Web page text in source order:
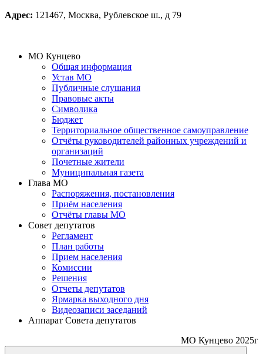
Адрес: 121467, Москва, Рублевское ш., д 79
МО Кунцево
Общая информация
Устав МО
Публичные слушания
Правовые акты
Символика
Бюджет
Территориальное общественное самоуправление
Отчёты руководителей районных учреждений и
организаций
Почетные жители
Муниципальная газета
Глава МО
Распоряжения, постановления
Приём населения
Отчёты главы МО
Совет депутатов
Регламент
План работы
Прием населения
Комиссии
Решения
Отчеты депутатов
Ярмарка выходного дня
Видеозаписи заседаний
Аппарат Совета депутатов
МО Кунцево 2025г